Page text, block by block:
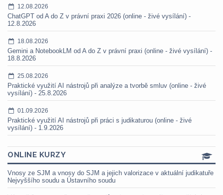
12.08.2026
ChatGPT od A do Z v právní praxi 2026 (online - živé vysílání) -
12.8.2026
18.08.2026
Gemini a NotebookLM od A do Z v právní praxi (online - živé vysílání) -
18.8.2026
25.08.2026
Praktické využití AI nástrojů při analýze a tvorbě smluv (online - živé
vysílání) - 25.8.2026
01.09.2026
Praktické využití AI nástrojů při práci s judikaturou (online - živé
vysílání) - 1.9.2026
ONLINE KURZY
Vnosy ze SJM a vnosy do SJM a jejich valorizace v aktuální judikatuře
Nejvyššího soudu a Ústavního soudu